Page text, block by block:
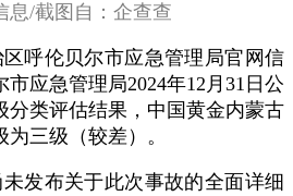
息/截图自：企查查
呼伦贝尔市应急管理局官网信
应急管理局2024年12月31日公
分类评估结果，中国黄金内蒙古
三级（较差）。
发布关于此次事故的全面详细